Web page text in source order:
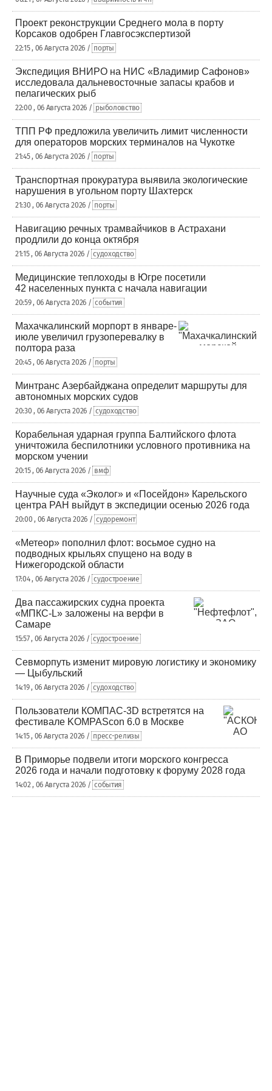
Проект реконструкции Среднего мола в порту
Корсаков одобрен Главгосэкспертизой
22:15 , 06 Августа 2026 / порты
Экспедиция ВНИРО на НИС «Владимир Сафонов»
исследовала дальневосточные запасы крабов и
пелагических рыб
22:00 , 06 Августа 2026 / рыболовство
ТПП РФ предложила увеличить лимит численности
для операторов морских терминалов на Чукотке
21:45 , 06 Августа 2026 / порты
Транспортная прокуратура выявила экологические
нарушения в угольном порту Шахтерск
21:30 , 06 Августа 2026 / порты
Навигацию речных трамвайчиков в Астрахани
продлили до конца октября
21:15 , 06 Августа 2026 / судоходство
Медицинские теплоходы в Югре посетили
42 населенных пункта с начала навигации
20:59 , 06 Августа 2026 / события
Махачкалинский морпорт в январе-
июле увеличил грузоперевалку в
полтора раза
20:45 , 06 Августа 2026 / порты
Минтранс Азербайджана определит маршруты для
автономных морских судов
20:30 , 06 Августа 2026 / судоходство
Корабельная ударная группа Балтийского флота
уничтожила беспилотники условного противника на
морском учении
20:15 , 06 Августа 2026 / вмф
Научные суда «Эколог» и «Посейдон» Карельского
центра РАН выйдут в экспедиции осенью 2026 года
20:00 , 06 Августа 2026 / судоремонт
«Метеор» пополнил флот: восьмое судно на
подводных крыльях спущено на воду в
Нижегородской области
17:04 , 06 Августа 2026 / судостроение
Два пассажирских судна проекта
«МПКС-L» заложены на верфи в
Самаре
15:57 , 06 Августа 2026 / судостроение
Севморпуть изменит мировую логистику и экономику
— Цыбульский
14:19 , 06 Августа 2026 / судоходство
Пользователи КОМПАС-3D встретятся на
фестивале KOMPAScon 6.0 в Москве
14:15 , 06 Августа 2026 / пресс-релизы
В Приморье подвели итоги морского конгресса
2026 года и начали подготовку к форуму 2028 года
14:02 , 06 Августа 2026 / события